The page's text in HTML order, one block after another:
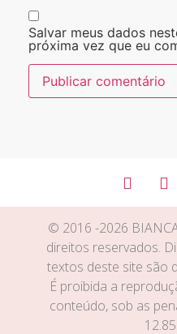
Salvar meus dados
próxima vez que eu
© 2016 -2026
direitos reservados.
textos deste site são
É proibida a
conteúdo, sob as